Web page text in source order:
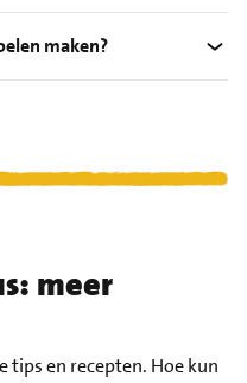
maken?
meer
tips en recepten. Hoe kun